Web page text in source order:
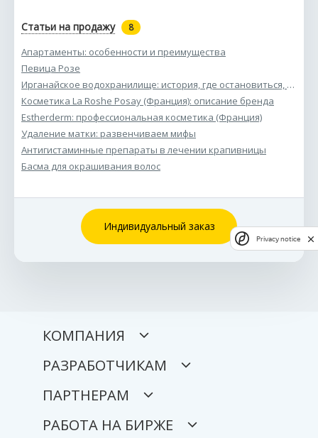
Статьи на продажу 8
Апартаменты: особенности и преимущества
Певица Розе
Ирганайское водохранилище: история, где остановиться, чем заняться
Косметика La Roshe Posay (Франция): описание бренда
Estherderm: профессиональная косметика (Франция)
Удаление матки: развенчиваем мифы
Антигистаминные препараты в лечении крапивницы
Басма для окрашивания волос
Индивидуальный заказ
КОМПАНИЯ
РАЗРАБОТЧИКАМ
ПАРТНЕРАМ
РАБОТА НА БИРЖЕ
Privacy notice